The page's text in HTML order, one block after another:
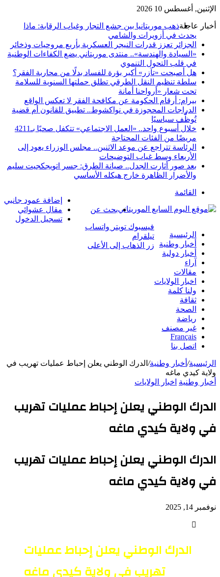
الإثنين, أغسطس 10 2026
أخبار عاجلةذهب موريتانيا بين جشع التجار وغياب الرقابة: ماذا
يحدث في أزويرات والشامي
الجزائر تعزز قدرات النيجر العسكرية بأربع مروحيات وذخائر
«السيادة والهندسة».. منتدى موريتاني يضع الكفاءات الوطنية
في قلب التحول التنموي
هل أصبحت «تآزر» أكبر بؤرة للفساد بدلًا من محاربة الفقر؟
سلطة تنظيم النقل الطرقي تطلق حملتها السنوية للسلامة
تحت شعار «أرواحنا أمانة
بيرام: أرقام الحكومة عن مكافحة الفقر لا تعكس الواقع
الدراجات المحجوزة في نواكشوط.. تطبيق للقانون أم قضية
تُوظَّف سياسيًا
خلال أسبوع واحد.. «العمل الاجتماعي» تتكفل صحيًا بـ4211
مريضًا من الفئات المحتاجة
الرئاسة تتراجع عن موعد الاثنين.. مجلس الوزراء يعود إلى
الأربعاء وسط غياب التوضيحات
بعد صور أثارت الجدل.. صيانة الطرق: جسر اتويجكجيت سليم
والأضرار الظاهرة خارج هيكله الأساسي
إضافة عمود جانبي
مقال عشوائي
تسجيل الدخول
القائمة
بحث عن
الرئيسية
أخبار وطنية
أخبار دولية
آراء
مقالات
اخبار الولايات
ولنا كلمة
ثقافة
الصحة
رياضة
غير مصنف
Français
اتصل بنا
الرئيسية/ أخبار وطنية/ الدرك الوطني يعلن إحباط عمليات تهريب في
ولاية كيدي ماغه
أخبار وطنية اخبار الولايات
الدرك الوطني يعلن إحباط عمليات تهريب
في ولاية كيدي ماغه
الدرك الوطني يعلن إحباط عمليات تهريب
في ولاية كيدي ماغه
نوفمبر 14, 2025
الدرك الوطني يعلن إحباط عمليات
تهريب في ولاية كيدي ماغه
فيسبوك تويتر واتساب
تيلقرام
زر الذهاب إلى الأعلى